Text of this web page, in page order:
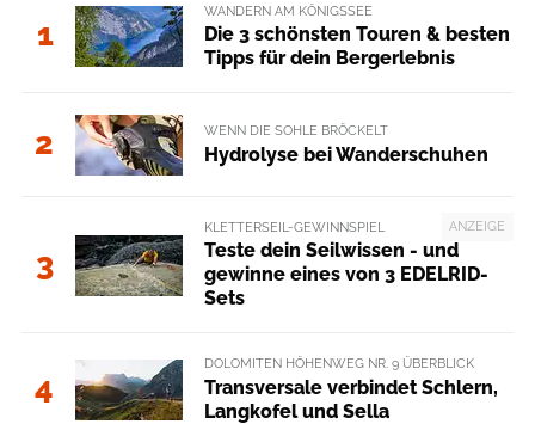
1
WANDERN AM KÖNIGSSEE
Die 3 schönsten Touren & besten
Tipps für dein Bergerlebnis
2 WENN DIE SOHLE BRÖCKELT
Hydrolyse bei Wanderschuhen
3
ANZEIGE
KLETTERSEIL-GEWINNSPIEL
Teste dein Seilwissen - und
gewinne eines von 3 EDELRID-
Sets
4
DOLOMITEN HÖHENWEG NR. 9 ÜBERBLICK
Transversale verbindet Schlern,
Langkofel und Sella